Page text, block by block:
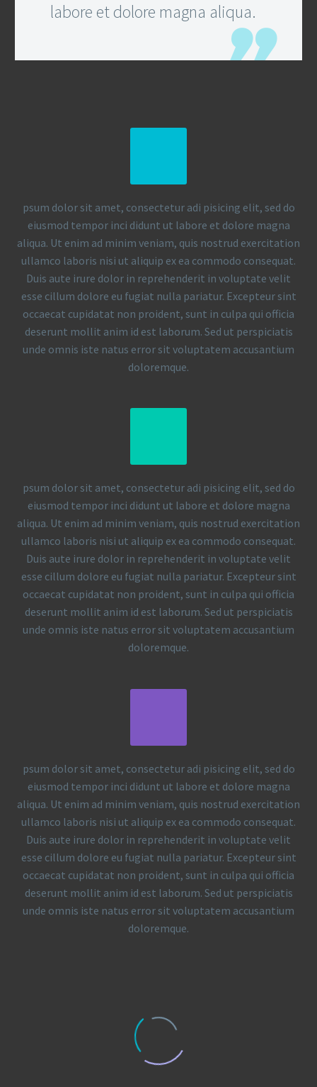
labore et dolore magna aliqua.
psum dolor sit amet, consectetur adi pisicing elit, sed do
eiusmod tempor inci didunt ut labore et dolore magna
aliqua. Ut enim ad minim veniam, quis nostrud exercitation
ullamco laboris nisi ut aliquip ex ea commodo consequat.
Duis aute irure dolor in reprehenderit in voluptate velit
esse cillum dolore eu fugiat nulla pariatur. Excepteur sint
occaecat cupidatat non proident, sunt in culpa qui officia
deserunt mollit anim id est laborum. Sed ut perspiciatis
unde omnis iste natus error sit voluptatem accusantium
doloremque.
psum dolor sit amet, consectetur adi pisicing elit, sed do
eiusmod tempor inci didunt ut labore et dolore magna
aliqua. Ut enim ad minim veniam, quis nostrud exercitation
ullamco laboris nisi ut aliquip ex ea commodo consequat.
Duis aute irure dolor in reprehenderit in voluptate velit
esse cillum dolore eu fugiat nulla pariatur. Excepteur sint
occaecat cupidatat non proident, sunt in culpa qui officia
deserunt mollit anim id est laborum. Sed ut perspiciatis
unde omnis iste natus error sit voluptatem accusantium
doloremque.
psum dolor sit amet, consectetur adi pisicing elit, sed do
eiusmod tempor inci didunt ut labore et dolore magna
aliqua. Ut enim ad minim veniam, quis nostrud exercitation
ullamco laboris nisi ut aliquip ex ea commodo consequat.
Duis aute irure dolor in reprehenderit in voluptate velit
esse cillum dolore eu fugiat nulla pariatur. Excepteur sint
occaecat cupidatat non proident, sunt in culpa qui officia
deserunt mollit anim id est laborum. Sed ut perspiciatis
unde omnis iste natus error sit voluptatem accusantium
doloremque.